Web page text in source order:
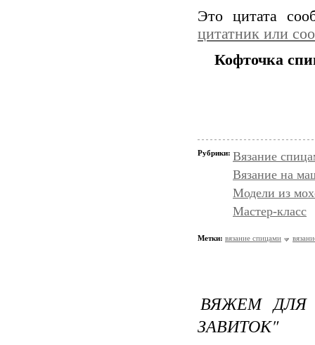
Это цитата
цитатник или
Кофточка
Рубрики: Вязание
Вязание на
Модели из
Мастер-класс
Метки: вязание спицами
ВЯЖЕМ ДЛЯ
ЗАВИТОК"